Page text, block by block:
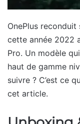
OnePlus
cette année 2022
Pro. Un modèle
haut de gamme
suivre ? C’est ce
cet article.